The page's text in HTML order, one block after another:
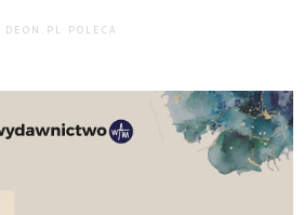
DEON.PL POLECA